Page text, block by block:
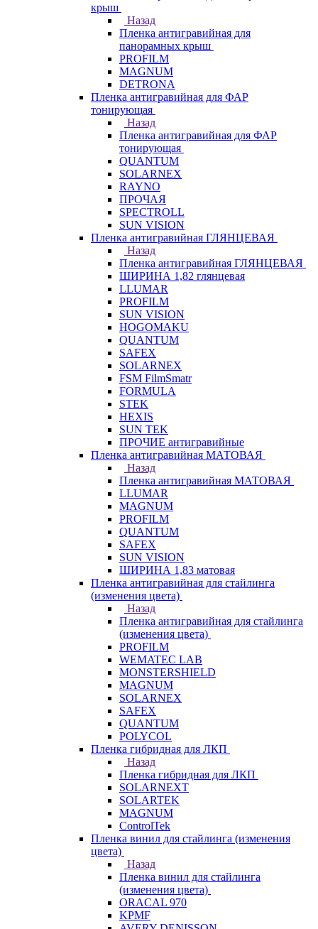
крыш
Назад
Пленка антигравийная для
панорамных крыш
PROFILM
MAGNUM
DETRONA
Пленка антигравийная для ФАР
тонирующая
Назад
Пленка антигравийная для ФАР
тонирующая
QUANTUM
SOLARNEX
RAYNO
ПРОЧАЯ
SPECTROLL
SUN VISION
Пленка антигравийная ГЛЯНЦЕВАЯ
Назад
Пленка антигравийная ГЛЯНЦЕВАЯ
ШИРИНА 1,82 глянцевая
LLUMAR
PROFILM
SUN VISION
HOGOMAKU
QUANTUM
SAFEX
SOLARNEX
FSM FilmSmatr
FORMULA
STEK
HEXIS
SUN TEK
ПРОЧИЕ антигравийные
Пленка антигравийная МАТОВАЯ
Назад
Пленка антигравийная МАТОВАЯ
LLUMAR
MAGNUM
PROFILM
QUANTUM
SAFEX
SUN VISION
ШИРИНА 1,83 матовая
Пленка антигравийная для стайлинга
(изменения цвета)
Назад
Пленка антигравийная для стайлинга
(изменения цвета)
PROFILM
WEMATEC LAB
MONSTERSHIELD
MAGNUM
SOLARNEX
SAFEX
QUANTUM
POLYCOL
Пленка гибридная для ЛКП
Назад
Пленка гибридная для ЛКП
SOLARNEXT
SOLARTEK
MAGNUM
ControlTek
Пленка винил для стайлинга (изменения
цвета)
Назад
Пленка винил для стайлинга
(изменения цвета)
ORACAL 970
KPMF